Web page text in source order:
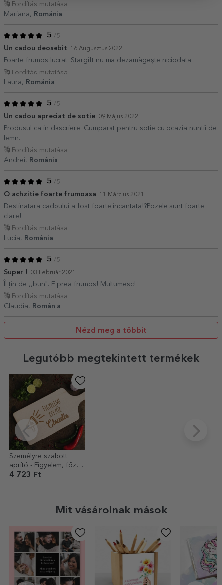
Fordítás mutatása
Mariana,
Románia
5 / 5
Un cadou deosebit 16 Augusztus 2022
Foarte frumos lucrat. Stargift nu ma dezamăgește niciodata
Fordítás mutatása
Laura,
Románia
5 / 5
Un cadou apreciat de sotie 09 Május 2022
Produsul ca in descriere. Cumparat pentru sotie cu ocazia nuntii de
lemn.
Fordítás mutatása
Andrei,
Románia
5 / 5
O achzitie foarte frumoasa 11 Március 2021
Destinatara cadoului a fost foarte incantata!?Pozele sunt foarte
clare!
Fordítás mutatása
Lucia,
Románia
5 / 5
Super ! 03 Február 2021
Îl țin de ,,bun". E prea frumos! Multumesc!
Fordítás mutatása
Claudia,
Románia
Nézd meg a többit
Legutóbb megtekintett termékek
Személyre szabott
aprító - Figyelem, főzés
folyamatban...
4 723 Ft
Mit vásárolnak mások